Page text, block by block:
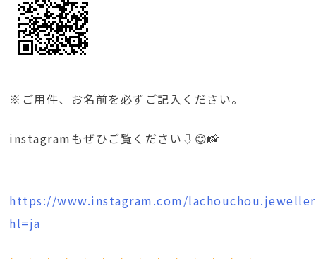
※ご用件、お名前を必ずご記入ください。
instagramもぜひご覧ください⇩😊📸
https://www.instagram.com/
hl=ja